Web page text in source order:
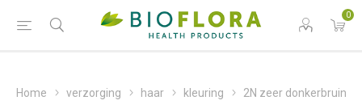
0
Home verzorging haar kleuring 2N zeer donkerbruin